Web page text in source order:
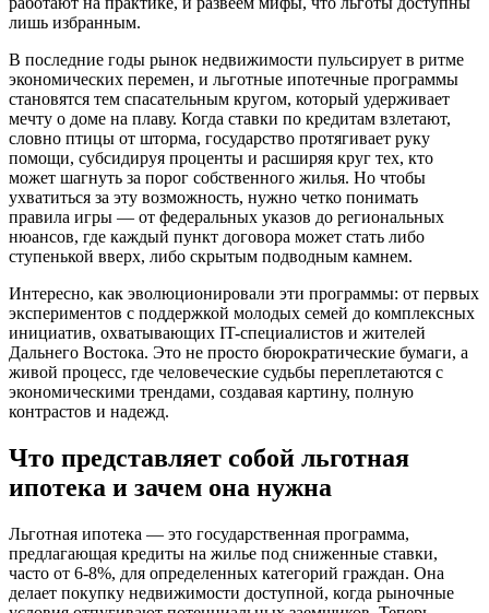
лишь избранным.
В последние годы рынок недвижимости пульсирует в ритме
экономических перемен, и льготные ипотечные программы
становятся тем спасательным кругом, который удерживает
мечту о доме на плаву. Когда ставки по кредитам взлетают,
словно птицы от шторма, государство протягивает руку
помощи, субсидируя проценты и расширяя круг тех, кто
может шагнуть за порог собственного жилья. Но чтобы
ухватиться за эту возможность, нужно четко понимать
правила игры — от федеральных указов до региональных
нюансов, где каждый пункт договора может стать либо
ступенькой вверх, либо скрытым подводным камнем.
Интересно, как эволюционировали эти программы: от первых
экспериментов с поддержкой молодых семей до комплексных
инициатив, охватывающих IT-специалистов и жителей
Дальнего Востока. Это не просто бюрократические бумаги, а
живой процесс, где человеческие судьбы переплетаются с
экономическими трендами, создавая картину, полную
контрастов и надежд.
Что представляет собой льготная
ипотека и зачем она нужна
Льготная ипотека — это государственная программа,
предлагающая кредиты на жилье под сниженные ставки,
часто от 6-8%, для определенных категорий граждан. Она
делает покупку недвижимости доступной, когда рыночные